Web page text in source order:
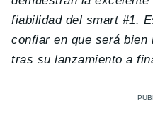
fiabilidad del smart #1.
confiar en que será
tras su lanzamiento a